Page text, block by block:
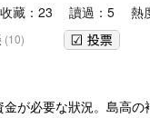
藏：23 讀過：5 熱
(10)
が必要な狀況。島高